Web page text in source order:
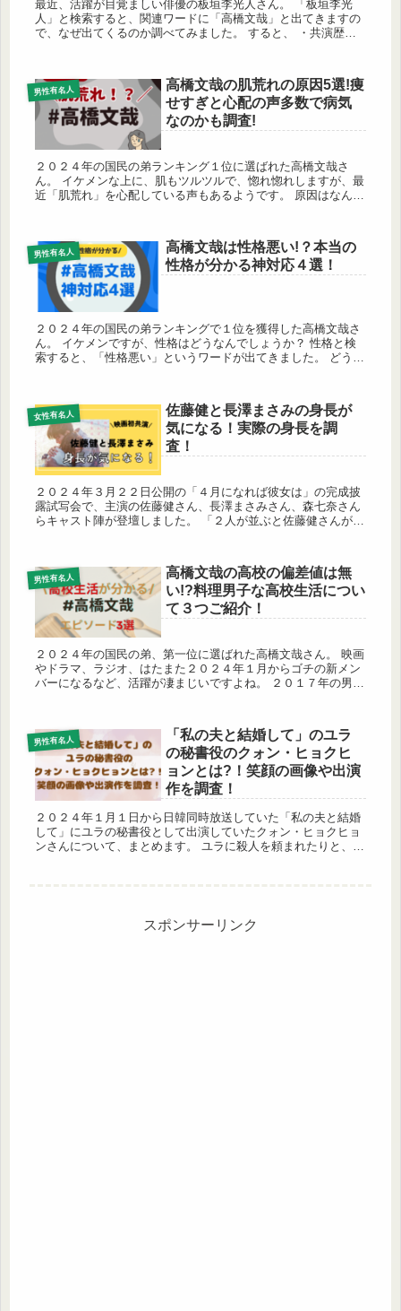
最近、活躍が目覚ましい俳優の板垣李光人さん。 「板垣李光
人」と検索すると、関連ワードに「高橋文哉」と出てきますの
で、なぜ出てくるのか調べてみました。 すると、 ・共演歴が
男性有名人
高橋文哉の肌荒れの原因5選!痩
せすぎと心配の声多数で病気
なのかも調査!
２０２４年の国民の弟ランキング１位に選ばれた高橋文哉さ
ん。 イケメンな上に、肌もツルツルで、惚れ惚れしますが、最
近「肌荒れ」を心配している声もあるようです。 原因はなんで
男性有名人
高橋文哉は性格悪い!？本当の
性格が分かる神対応４選！
２０２４年の国民の弟ランキングで１位を獲得した高橋文哉さ
ん。 イケメンですが、性格はどうなんでしょうか？ 性格と検
索すると、「性格悪い」というワードが出てきました。 どうや
女性有名人
佐藤健と長澤まさみの身長が
気になる！実際の身長を調
査！
２０２４年３月２２日公開の「４月になれば彼女は」の完成披
露試写会で、主演の佐藤健さん、長澤まさみさん、森七奈さん
らキャスト陣が登壇しました。 「２人が並ぶと佐藤健さんが小
男性有名人
高橋文哉の高校の偏差値は無
い!?料理男子な高校生活につい
て３つご紹介！
２０２４年の国民の弟、第一位に選ばれた高橋文哉さん。 映画
やドラマ、ラジオ、はたまた２０２４年１月からゴチの新メン
バーになるなど、活躍が凄まじいですよね。 ２０１７年の男子
男性有名人
「私の夫と結婚して」のユラ
の秘書役のクォン・ヒョクヒ
ョンとは?！笑顔の画像や出演
作を調査！
２０２４年１月１日から日韓同時放送していた「私の夫と結婚
して」にユラの秘書役として出演していたクォン・ヒョクヒョ
ンさんについて、まとめます。 ユラに殺人を頼まれたりと、こ
スポンサーリンク